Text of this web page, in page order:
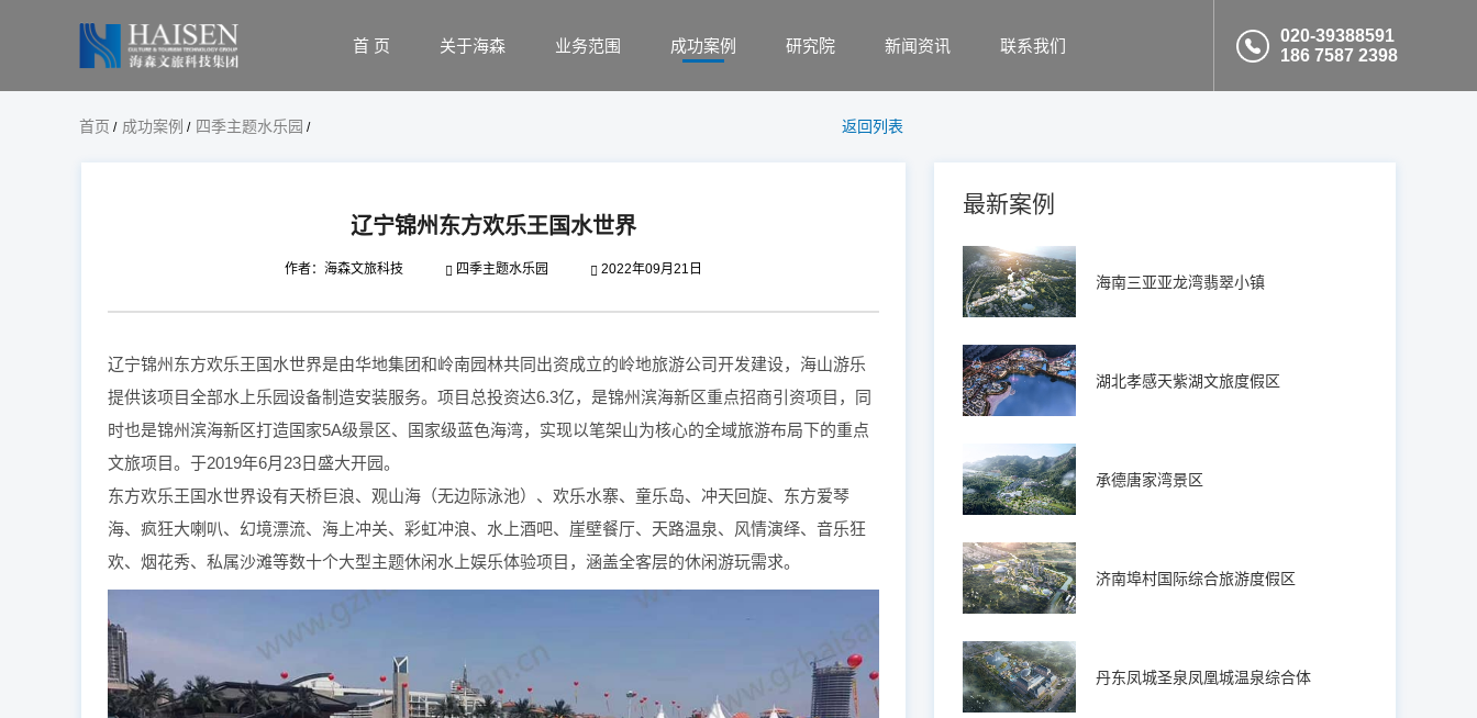
首 页 关于海森 业务范围 成功案例 研究院 新闻资讯 联系我们
020-39388591
186 7587 2398
首页 / 成功案例 / 四季主题水乐园 / 返回列表
辽宁锦州东方欢乐王国水世界
作者：海森文旅科技 四季主题水乐园 2022年09月21日
辽宁锦州东方欢乐王国水世界是由华地集团和岭南园林共同出资成立的岭地旅游公司开发建设，海山游乐
提供该项目全部水上乐园设备制造安装服务。项目总投资达6.3亿，是锦州滨海新区重点招商引资项目，同
时也是锦州滨海新区打造国家5A级景区、国家级蓝色海湾，实现以笔架山为核心的全域旅游布局下的重点
文旅项目。于2019年6月23日盛大开园。
东方欢乐王国水世界设有天桥巨浪、观山海（无边际泳池）、欢乐水寨、童乐岛、冲天回旋、东方爱琴
海、疯狂大喇叭、幻境漂流、海上冲关、彩虹冲浪、水上酒吧、崖壁餐厅、天路温泉、风情演绎、音乐狂
欢、烟花秀、私属沙滩等数十个大型主题休闲水上娱乐体验项目，涵盖全客层的休闲游玩需求。
最新案例
海南三亚亚龙湾翡翠小镇
湖北孝感天紫湖文旅度假区
承德唐家湾景区
济南埠村国际综合旅游度假区
丹东凤城圣泉凤凰城温泉综合体